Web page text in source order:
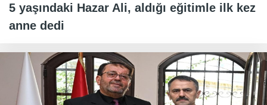
5 yaşındaki Hazar Ali, aldığı eğitimle ilk kez
anne dedi